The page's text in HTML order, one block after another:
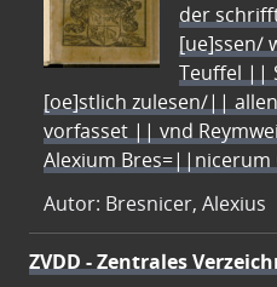
der
[ue]ssen/
Teuffel ||
[oe]stlich zulesen/||
vorfasset || vnd
Alexium
Autor: Bresnicer, Alexius
ZVDD - Zentrales